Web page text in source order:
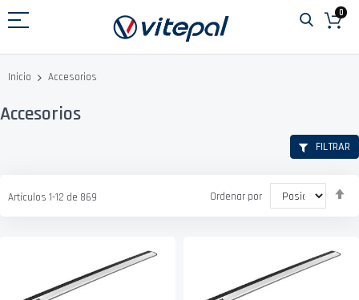
al
0
Inicio Accesorios
Accesorios
Artículos 1-12 de 869 Ordenar por
FILTRAR